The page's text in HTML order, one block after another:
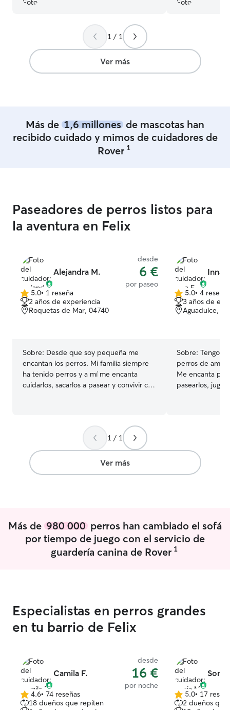
lo necesitemos. 😊
1 / 1
Ver más
Más de 1,6 millones de mascotas han
recibido cuidado y mimos de cuidadores de
Rover 1
Paseadores de perros listos para
la aventura en Felix
Alejandra M.
desde
6 €
por paseo
5.0
de
5
5.0• 1 reseña
2 años de experiencia
Roquetas de Mar, 04740
Sobre: Desde que soy pequeña me
encantan los perros. Mi familia siempre
ha tenido perros y a mí me encanta
cuidarlos, sacarlos a pasear y convivir con
imprevisto de ultima hora también
puedo ayudar en todo lo que pueda.
Tengo una casa amplia y puedo
adaptarme perfectamente a las
necesidades que cada animal requiera.
Inna
5.0
de
5
5.0• 4 reseñas
3 años de
Aguadulce,
Sobre: Tengo
perros de
Me encanta
pasearlos,
sientan
están a mi cuidado. Trabajo
parcial, por lo
encargaré de
asegurarme de
esta.Mi
cuando sea
adaptarme a
tranquilos,
de exploración
1 / 1
Ver más
Más de 980 000 perros han cambiado el sofá
por tiempo de juego con el servicio de
guardería canina de Rover 1
Especialistas en perros grandes
en tu barrio de Felix
Camila F.
desde
16 €
por noche
4.6
de
4.6• 74 reseñas
18 dueños que repiten
5.0
de
5.0• 17
2 dueños